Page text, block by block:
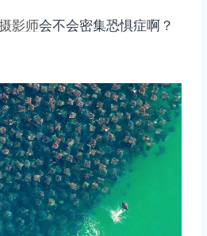
影师会不会密集恐惧症啊？